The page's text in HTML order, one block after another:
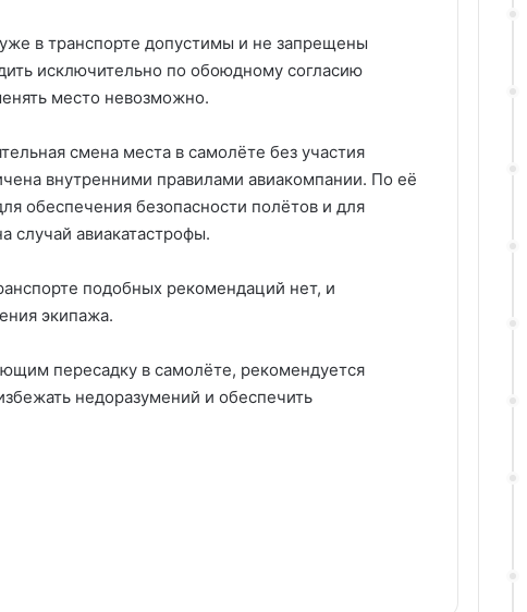
в транспорте допустимы и не запрещены
исключительно по обоюдному согласию
место невозможно.
смена места в самолёте без участия
внутренними правилами авиакомпании. По её
обеспечения безопасности полётов и для
случай авиакатастрофы.
подобных рекомендаций нет, и
экипажа.
пересадку в самолёте, рекомендуется
недоразумений и обеспечить